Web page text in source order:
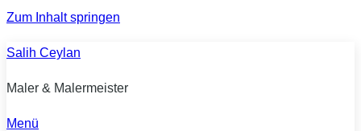
Zum Inhalt springen
Salih Ceylan
Maler & Malermeister
Menü